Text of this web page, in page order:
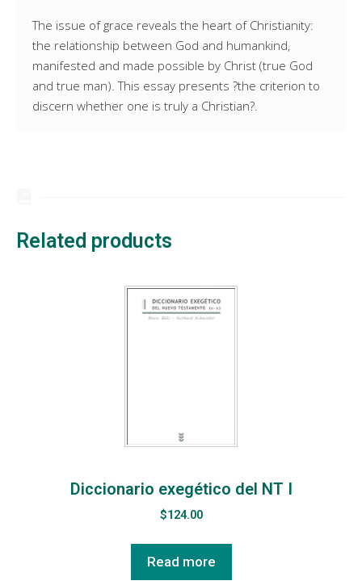
The issue of grace reveals the heart of Christianity:
the relationship between God and humankind,
manifested and made possible by Christ (true God
and true man). This essay presents ?the criterion to
discern whether one is truly a Christian?.
Related products
Diccionario exegético del NT I
$124.00
Read more